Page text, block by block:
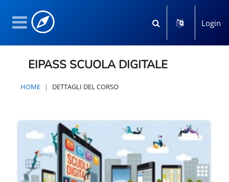
Pannello laterale
Attiva/disattiva input
Login
EIPASS SCUOLA DIGITALE
HOME DETTAGLI DEL CORSO